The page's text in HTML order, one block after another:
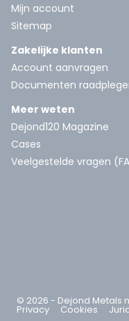
Mijn account
Sitemap
Zakelijke klanten
Account aanvragen
Documenten
Meer weten
Dejond120 Magazine
Cases
Veelgestelde vragen
© 2026 - Dejond Metals
Privacy Cookies